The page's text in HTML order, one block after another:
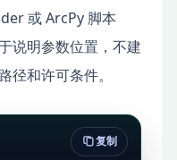
或 ArcPy 脚本
说明参数位置，不建
径和许可条件。
复制